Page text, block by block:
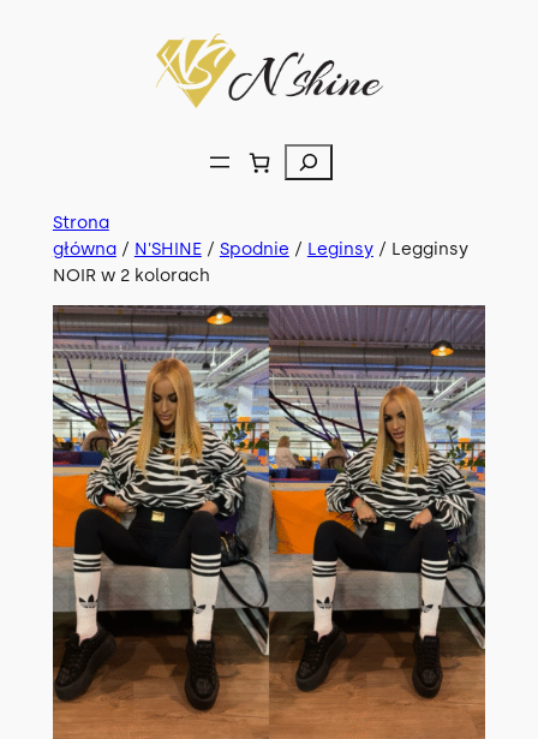
Szukaj
Strona
główna/ N'SHINE/ Spodnie / Leginsy/ Legginsy
NOIR w 2 kolorach